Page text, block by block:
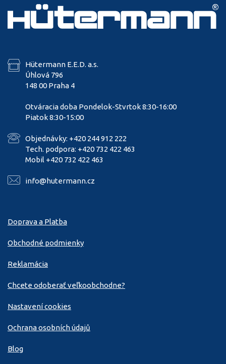
Hütermann E.E.D. a.s.
Úhlová 796
148 00 Praha 4
Otváracia doba Pondelok-Stvrtok 8:30-16:00
Piatok 8:30-15:00
Objednávky: +420 244 912 222
Tech. podpora: +420 732 422 463
Mobil +420 732 422 463
info@hutermann.cz
Doprava a Platba
Obchodné podmienky
Reklamácia
Chcete odoberať veľkoobchodne?
Nastavení cookies
Ochrana osobních údajů
Blog